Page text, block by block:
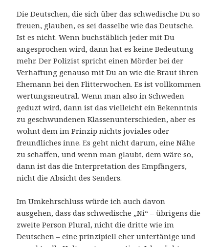
Die Deutschen, die sich über das schwedische Du so
freuen, glauben, es sei dasselbe wie das Deutsche.
Ist es nicht. Wenn buchstäblich jeder mit Du
angesprochen wird, dann hat es keine Bedeutung
mehr. Der Polizist spricht einen Mörder bei der
Verhaftung genauso mit Du an wie die Braut ihren
Ehemann bei den Flitterwochen. Es ist vollkommen
wertungsneutral. Wenn man also in Schweden
geduzt wird, dann ist das vielleicht ein Bekenntnis
zu geschwundenen Klassenunterschieden, aber es
wohnt dem im Prinzip nichts joviales oder
freundliches inne. Es geht nicht darum, eine Nähe
zu schaffen, und wenn man glaubt, dem wäre so,
dann ist das die Interpretation des Empfängers,
nicht die Absicht des Senders.
Im Umkehrschluss würde ich auch davon
ausgehen, dass das schwedische „Ni“ – übrigens die
zweite Person Plural, nicht die dritte wie im
Deutschen – eine prinzipiell eher untertänige und